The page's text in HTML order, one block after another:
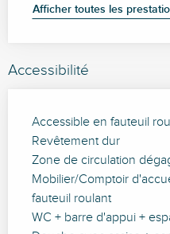
Afficher toutes les
Accessibilité
Accessible en fauteuil
Revêtement dur
Zone de circulation
Mobilier/Comptoir
fauteuil roulant
WC + barre d'appui +